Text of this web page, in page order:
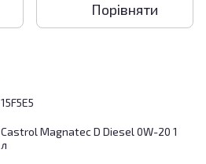
Порівняти
15F5E5
Castrol Magnatec D Diesel 0W-20 1
л